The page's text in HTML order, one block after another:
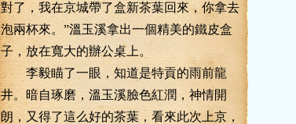
對了，我在京城帶了盒新茶葉回來，你拿去
泡兩杯來。”溫玉溪拿出一個精美的鐵皮盒
子，放在寬大的辦公桌上。
李毅瞄了一眼，知道是特貢的雨前龍
井。暗自琢磨，溫玉溪臉色紅潤，神情開
朗，又得了這么好的茶葉，看來此次上京，